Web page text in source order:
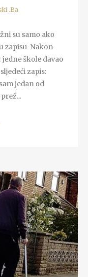
.Ba
su samo ako
zapisu Nakon
škole davao
zapis:
jedan od